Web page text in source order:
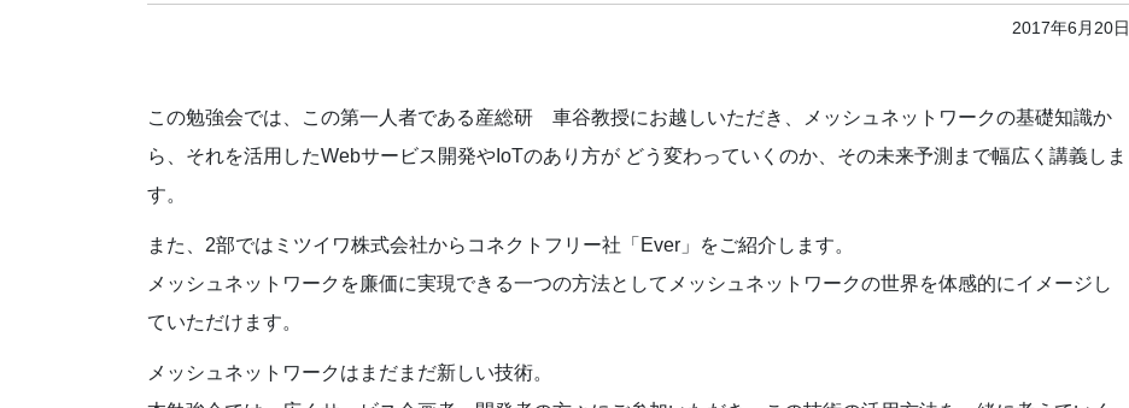
2017年6月20日
この勉強会では、この第一人者である産総研 車谷教授にお越しいただき、メッシュネットワークの基礎知識か
ら、それを活用したWebサービス開発やIoTのあり方が どう変わっていくのか、その未来予測まで幅広く講義しま
す。
また、2部ではミツイワ株式会社からコネクトフリー社「Ever」をご紹介します。
メッシュネットワークを廉価に実現できる一つの方法としてメッシュネットワークの世界を体感的にイメージし
ていただけます。
メッシュネットワークはまだまだ新しい技術。